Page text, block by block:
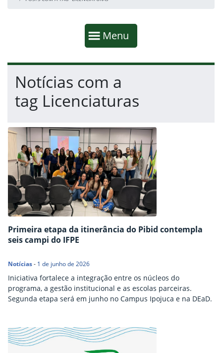
Mostrar
Menu
Fim da navegação
Início do conteúdo
Notícias com a
tag Licenciaturas
Primeira etapa da itinerância do Pibid contempla
seis campi do IFPE
Notícias- 1 de junho de 2026
Iniciativa fortalece a integração entre os núcleos do
programa, a gestão institucional e as escolas parceiras.
Segunda etapa será em junho no Campus Ipojuca e na DEaD.